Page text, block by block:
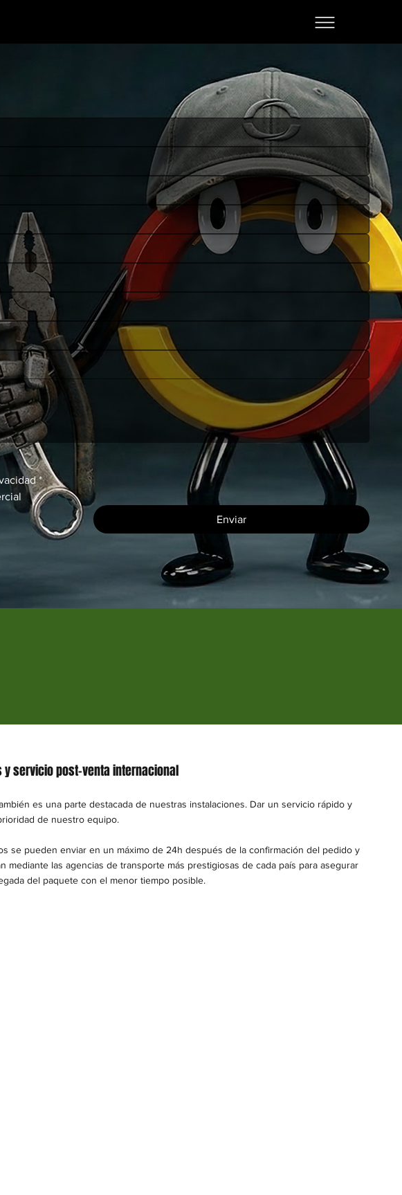
*
Enviar
y servicio post-venta internacional
es una parte destacada de nuestras instalaciones. Dar un servicio rápido y
de nuestro equipo.
se pueden enviar en un máximo de 24h después de la confirmación del pedido y
mediante las agencias de transporte más prestigiosas de cada país para asegurar
del paquete con el menor tiempo posible.